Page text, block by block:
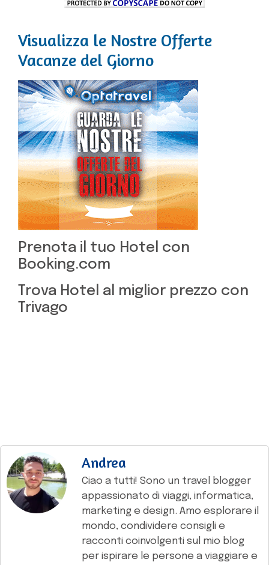
Visualizza le Nostre Offerte
Vacanze del Giorno
Prenota il tuo Hotel con
Booking.com
Trova Hotel al miglior prezzo con
Trivago
Andrea
Ciao a tutti! Sono un travel blogger
appassionato di viaggi, informatica,
marketing e design. Amo esplorare il
mondo, condividere consigli e
racconti coinvolgenti sul mio blog
per ispirare le persone a viaggiare e